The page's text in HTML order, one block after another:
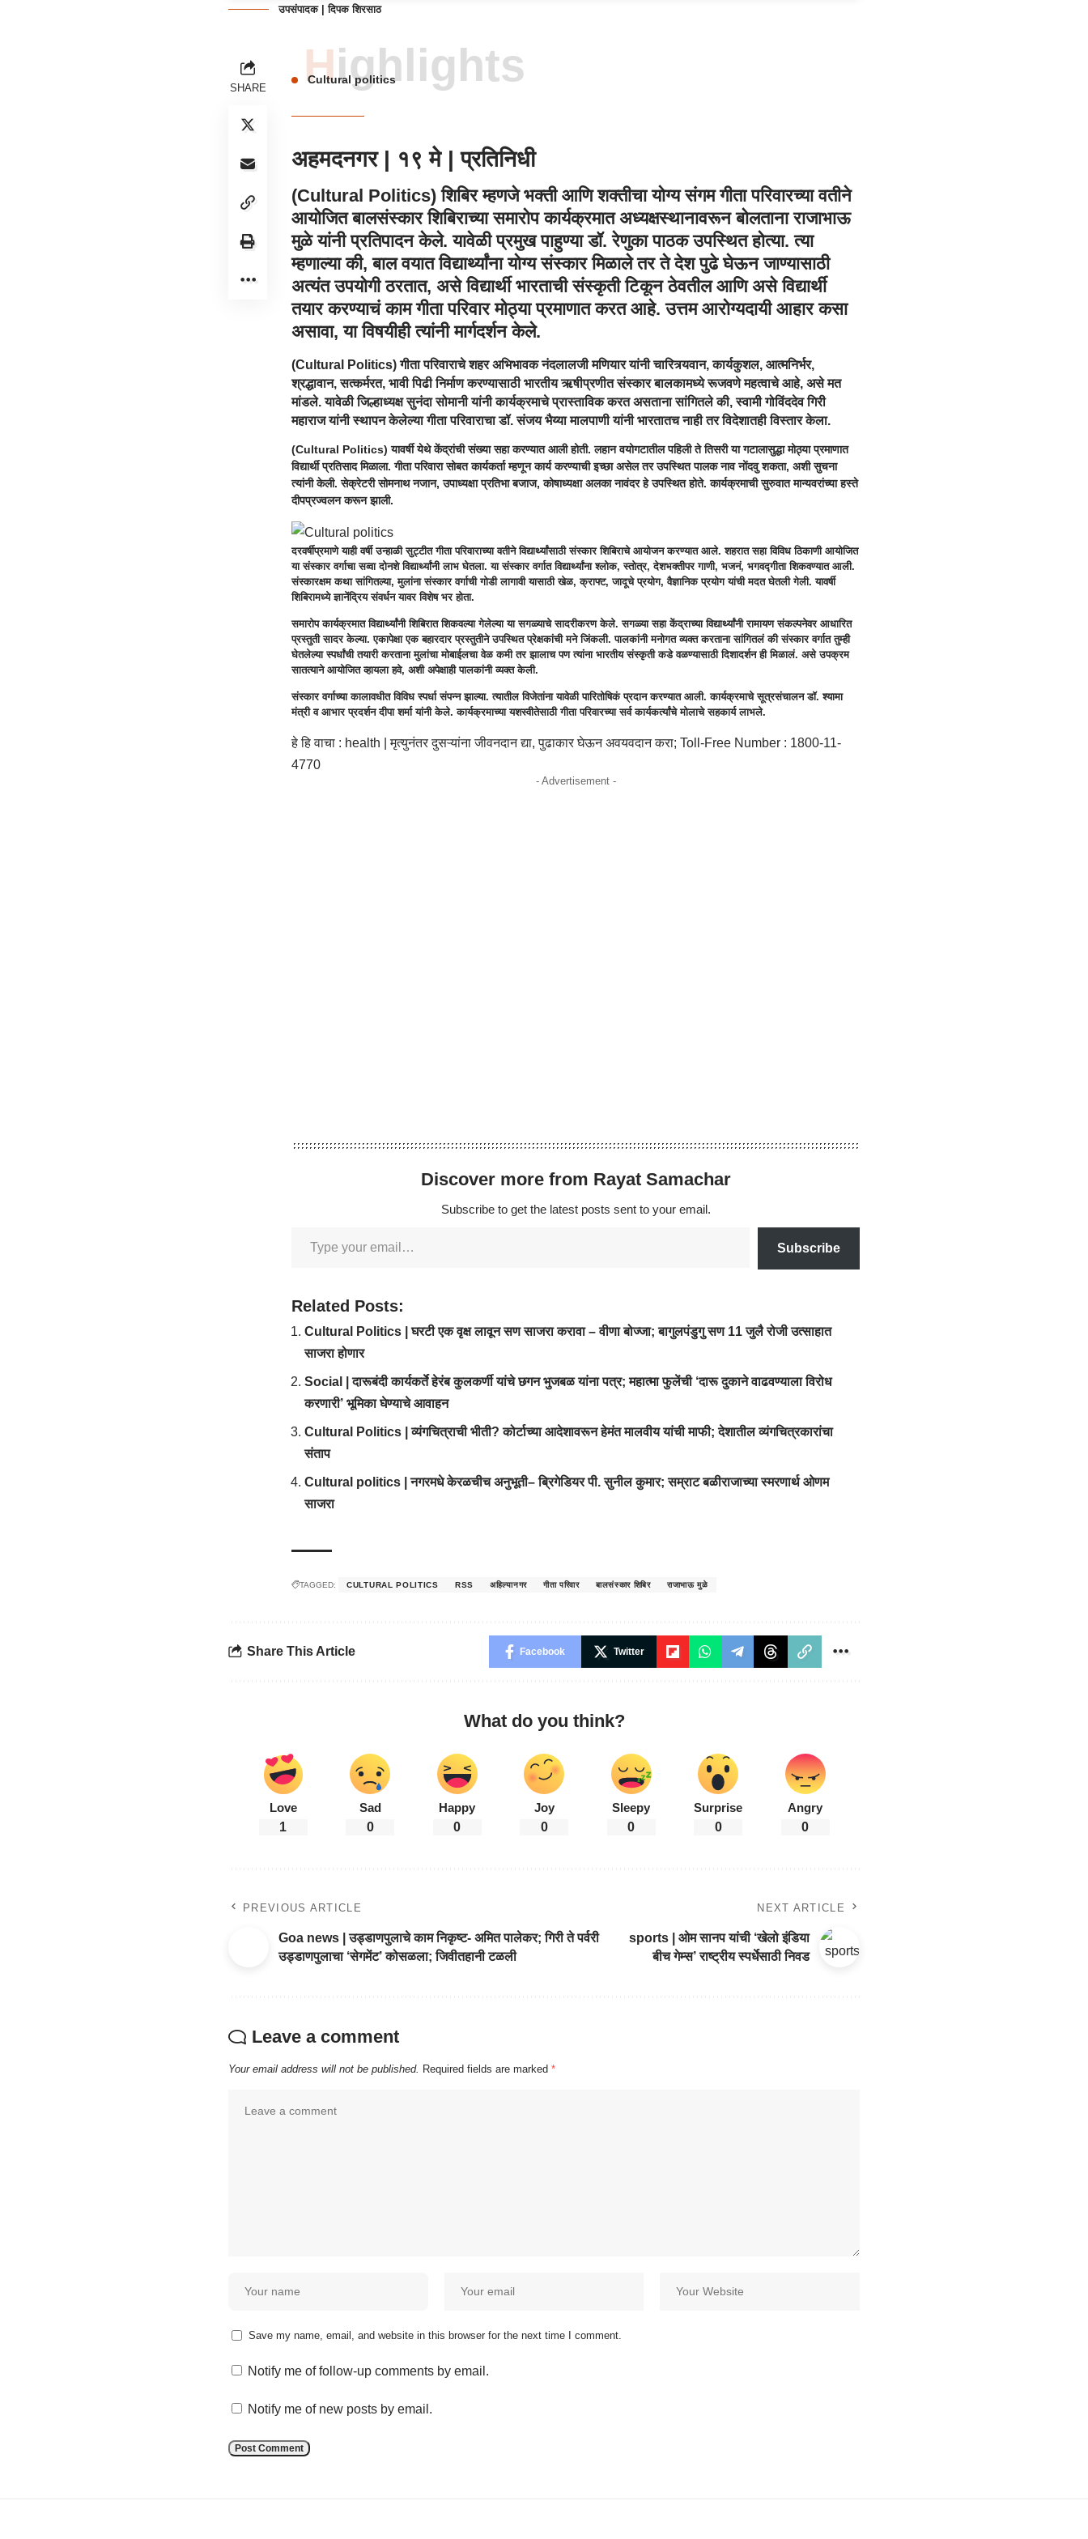
उपसंपादक | दिपक शिरसाठ
SHARE Highlights
Cultural politics
अहमदनगर| १९ मे | प्रतिनिधी
(Cultural Politics) शिबिर म्हणजे भक्ती आणि शक्तीचा योग्य संगम गीता परिवारच्या वतीने
आयोजित बालसंस्कार शिबिराच्या समारोप कार्यक्रमात अध्यक्षस्थानावरून बोलताना राजाभाऊ
मुळे यांनी प्रतिपादन केले. यावेळी प्रमुख पाहुण्या डॉ. रेणुका पाठक उपस्थित होत्या. त्या
म्हणाल्या की, बाल वयात विद्यार्थ्यांना योग्य संस्कार मिळाले तर ते देश पुढे घेऊन जाण्यासाठी
अत्यंत उपयोगी ठरतात, असे विद्यार्थी भारताची संस्कृती टिकून ठेवतील आणि असे विद्यार्थी
तयार करण्याचं काम गीता परिवार मोठ्या प्रमाणात करत आहे. उत्तम आरोग्यदायी आहार कसा
असावा, या विषयीही त्यांनी मार्गदर्शन केले.
(Cultural Politics) गीता परिवाराचे शहर अभिभावक नंदलालजी मणियार यांनी चारित्र्यवान, कार्यकुशल, आत्मनिर्भर,
श्रद्धावान, सत्कर्मरत, भावी पिढी निर्माण करण्यासाठी भारतीय ऋषीप्रणीत संस्कार बालकामध्ये रूजवणे महत्वाचे आहे, असे मत
मांडले. यावेळी जिल्हाध्यक्ष सुनंदा सोमानी यांनी कार्यक्रमाचे प्रास्ताविक करत असताना सांगितले की, स्वामी गोविंददेव गिरी
महाराज यांनी स्थापन केलेल्या गीता परिवाराचा डॉ. संजय भैय्या मालपाणी यांनी भारतातच नाही तर विदेशातही विस्तार केला.
(Cultural Politics) यावर्षी येथे केंद्रांची संख्या सहा करण्यात आली होती. लहान वयोगटातील पहिली ते तिसरी या गटालासुद्धा मोठ्या प्रमाणात
विद्यार्थी प्रतिसाद मिळाला. गीता परिवारा सोबत कार्यकर्ता म्हणून कार्य करण्याची इच्छा असेल तर उपस्थित पालक नाव नोंदवु शकता, अशी सुचना
त्यांनी केली. सेक्रेटरी सोमनाथ नजान, उपाध्यक्षा प्रतिभा बजाज, कोषाध्यक्षा अलका नावंदर हे उपस्थित होते. कार्यक्रमाची सुरुवात मान्यवरांच्या हस्ते
दीपप्रज्वलन करून झाली.
दरवर्षीप्रमाणे याही वर्षी उन्हाळी सुट्टीत गीता परिवाराच्या वतीने विद्यार्थ्यांसाठी संस्कार शिबिराचे आयोजन करण्यात आले. शहरात सहा विविध ठिकाणी आयोजित
या संस्कार वर्गाचा सव्वा दोनशे विद्यार्थ्यांनी लाभ घेतला. या संस्कार वर्गात विद्यार्थ्यांना श्लोक, स्तोत्र, देशभक्तीपर गाणी, भजनं, भगवद्गीता शिकवण्यात आली.
संस्कारक्षम कथा सांगितल्या, मुलांना संस्कार वर्गाची गोडी लागावी यासाठी खेळ, क्राफ्ट, जादूचे प्रयोग, वैज्ञानिक प्रयोग यांची मदत घेतली गेली. यावर्षी
शिबिरामध्ये ज्ञानेंद्रिय संवर्धन यावर विशेष भर होता.
समारोप कार्यक्रमात विद्यार्थ्यांनी शिबिरात शिकवल्या गेलेल्या या सगळ्याचे सादरीकरण केले. सगळ्या सहा केंद्राच्या विद्यार्थ्यांनी रामायण संकल्पनेवर आधारित
प्रस्तुती सादर केल्या. एकापेक्षा एक बहारदार प्रस्तुतीने उपस्थित प्रेक्षकांची मने जिंकली. पालकांनी मनोगत व्यक्त करताना सांगितलं की संस्कार वर्गात तुम्ही
घेतलेल्या स्पर्धांची तयारी करताना मुलांचा मोबाईलचा वेळ कमी तर झालाच पण त्यांना भारतीय संस्कृती कडे वळण्यासाठी दिशादर्शन ही मिळालं. असे उपक्रम
सातत्याने आयोजित व्हायला हवे, अशी अपेक्षाही पालकांनी व्यक्त केली.
संस्कार वर्गाच्या कालावधीत विविध स्पर्धा संपन्न झाल्या. त्यातील विजेतांना यावेळी पारितोषिकं प्रदान करण्यात आली. कार्यक्रमाचे सूत्रसंचालन डॉ. श्यामा
मंत्री व आभार प्रदर्शन दीपा शर्मा यांनी केले. कार्यक्रमाच्या यशस्वीतेसाठी गीता परिवारच्या सर्व कार्यकर्त्यांचे मोलाचे सहकार्य लाभले.
हे हि वाचा : health | मृत्युनंतर दुसऱ्यांना जीवनदान द्या, पुढाकार घेऊन अवयवदान करा; Toll-Free Number : 1800-11-
4770
- Advertisement -
Discover more from Rayat Samachar
Subscribe to get the latest posts sent to your email.
Subscribe
Related Posts:
Cultural Politics | घरटी एक वृक्ष लावून सण साजरा करावा – वीणा बोज्जा; बागुलपंडुगु सण 11 जुलै रोजी उत्साहात
साजरा होणार
Social | दारूबंदी कार्यकर्ते हेरंब कुलकर्णी यांचे छगन भुजबळ यांना पत्र; महात्मा फुलेंची ‘दारू दुकाने वाढवण्याला विरोध
करणारी’ भूमिका घेण्याचे आवाहन
Cultural Politics | व्यंगचित्राची भीती? कोर्टाच्या आदेशावरून हेमंत मालवीय यांची माफी; देशातील व्यंगचित्रकारांचा
संताप
Cultural politics | नगरमधे केरळचीच अनुभूती– ब्रिगेडियर पी. सुनील कुमार; सम्राट बळीराजाच्या स्मरणार्थ ओणम
साजरा
TAGGED: CULTURAL POLITICS RSS अहिल्यानगर गीता परिवार बालसंस्कार शिबिर राजाभाऊ मुळे
Share This Article Facebook Twitter
What do you think?
Love
1
Sad
0
Happy
0
Joy
0
Sleepy
0
Surprise
0
Angry
0
PREVIOUS ARTICLE
Goa news | उड्डाणपुलाचे काम निकृष्‍ट- अमित पालेकर; गिरी ते पर्वरी
उड्डाणपुलाचा ‘सेगमेंट’ कोसळला; जिवीतहानी टळली
NEXT ARTICLE
sports | ओम सानप यांची ‘खेलो इंडिया
बीच गेम्स’ राष्ट्रीय स्पर्धेसाठी निवड
Leave a comment
Your email address will not be published. Required fields are marked *
Save my name, email, and website in this browser for the next time I comment.
Notify me of follow-up comments by email.
Notify me of new posts by email.